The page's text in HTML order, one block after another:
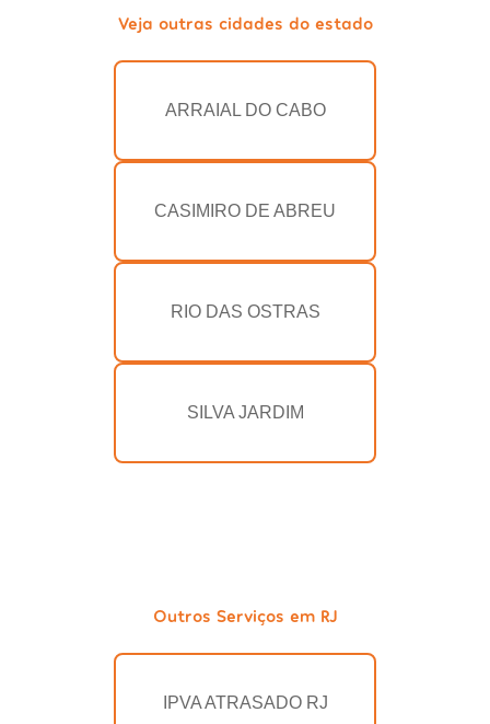
Veja outras cidades do estado
ARRAIAL DO CABO
CASIMIRO DE ABREU
RIO DAS OSTRAS
SILVA JARDIM
Outros Serviços em RJ
IPVA ATRASADO RJ